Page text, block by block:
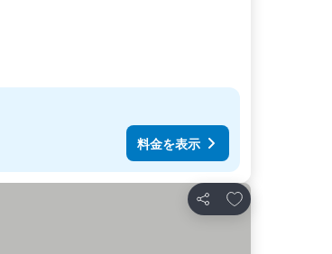
料金を表示
シェア
お気に入りに追加